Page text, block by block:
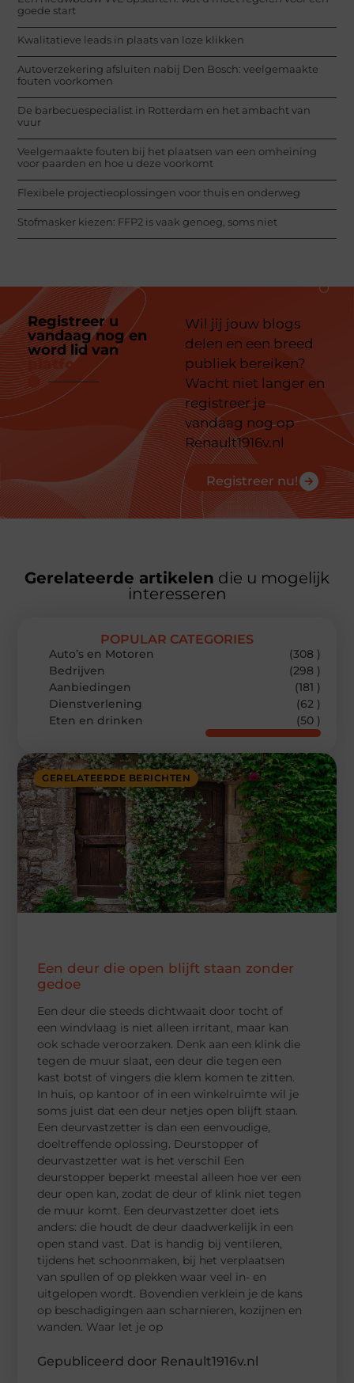
goede start
Kwalitatieve leads in plaats van loze klikken
Autoverzekering afsluiten nabij Den Bosch: veelgemaakte
fouten voorkomen
De barbecuespecialist in Rotterdam en het ambacht van
vuur
Veelgemaakte fouten bij het plaatsen van een omheining
voor paarden en hoe u deze voorkomt
Flexibele projectieoplossingen voor thuis en onderweg
Stofmasker kiezen: FFP2 is vaak genoeg, soms niet
Registreer u
vandaag nog en
word lid van
platform
Wil jij jouw blogs
delen en een breed
publiek bereiken?
Wacht niet langer en
registreer je
vandaag nog op
Renault1916v.nl
Registreer nu!
Gerelateerde artikelen die u mogelijk
interesseren
GERELATEERDE BERICHTEN
Een deur die open blijft staan zonder
gedoe
Een deur die steeds dichtwaait door tocht of
een windvlaag is niet alleen irritant, maar kan
ook schade veroorzaken. Denk aan een klink die
tegen de muur slaat, een deur die tegen een
kast botst of vingers die klem komen te zitten.
In huis, op kantoor of in een winkelruimte wil je
soms juist dat een deur netjes open blijft staan.
Een deurvastzetter is dan een eenvoudige,
doeltreffende oplossing. Deurstopper of
deurvastzetter wat is het verschil Een
deurstopper beperkt meestal alleen hoe ver een
deur open kan, zodat de deur of klink niet tegen
de muur komt. Een deurvastzetter doet iets
anders: die houdt de deur daadwerkelijk in een
open stand vast. Dat is handig bij ventileren,
tijdens het schoonmaken, bij het verplaatsen
van spullen of op plekken waar veel in- en
uitgelopen wordt. Bovendien verklein je de kans
op beschadigingen aan scharnieren, kozijnen en
wanden. Waar let je op
Gepubliceerd door Renault1916v.nl
POPULAR CATEGORIES
Auto’s en Motoren
(308 )
Bedrijven
(298 )
Aanbiedingen
(181 )
Dienstverlening
(62 )
Eten en drinken
(50 )